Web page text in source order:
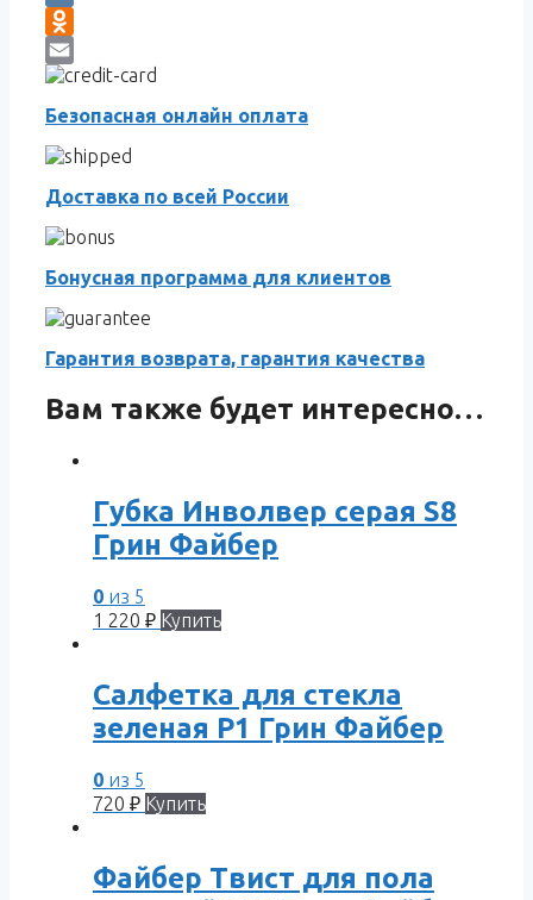
VK
Odnoklassniki
Email
Безопасная онлайн оплата
Доставка по всей России
Бонусная программа для клиентов
Гарантия возврата, гарантия качества
Вам также будет интересно…
Губка Инволвер серая S8
Грин Файбер
0 из 5
1 220 ₽ Купить
Салфетка для стекла
зеленая P1 Грин Файбер
0 из 5
720 ₽ Купить
Файбер Твист для пола